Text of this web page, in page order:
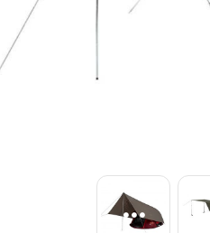
شلوارک کوهنوردی و